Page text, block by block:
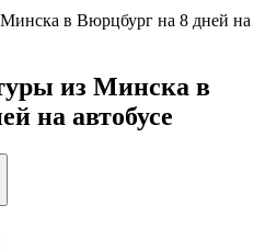
из Минска в
на автобусе